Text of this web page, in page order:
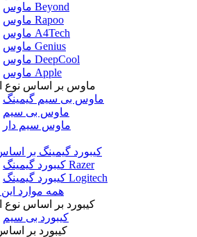
ماوس Beyond
ماوس Rapoo
ماوس A4Tech
ماوس Genius
ماوس DeepCool
ماوس Apple
ماوس بر اساس نوع
ماوس بی سیم گیمینگ
ماوس بی سیم
ماوس سیم دار
کیبورد گیمینگ بر
کیبورد گیمینگ Razer
کیبورد گیمینگ Logitech
همه موارد
کیبورد بر اساس نوع
کیبورد بی سیم
کیبورد بر